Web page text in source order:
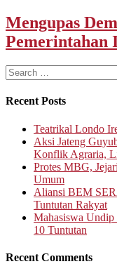
Mengupas
Pemerintahan
Search
for:
Recent Posts
Teatrikal Londo
Aksi Jateng
Konflik Agraria,
Protes MBG,
Umum
Aliansi BEM
Tuntutan Rakyat
Mahasiswa Undip
10 Tuntutan
Recent Comments